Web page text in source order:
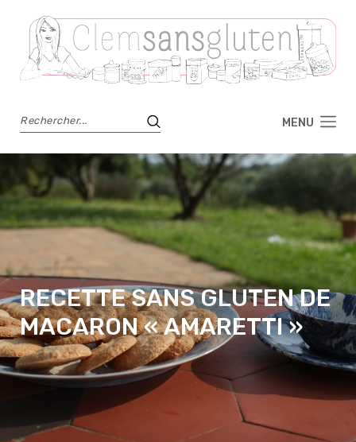
MENU
RECETTE SANS GLUTEN DE
MACARON « AMARETTI »